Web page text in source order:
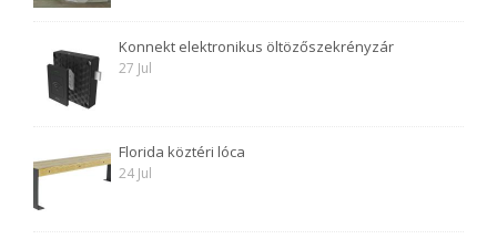
Konnekt elektronikus öltözőszekrényzár
27 Jul
Florida köztéri lóca
24 Jul